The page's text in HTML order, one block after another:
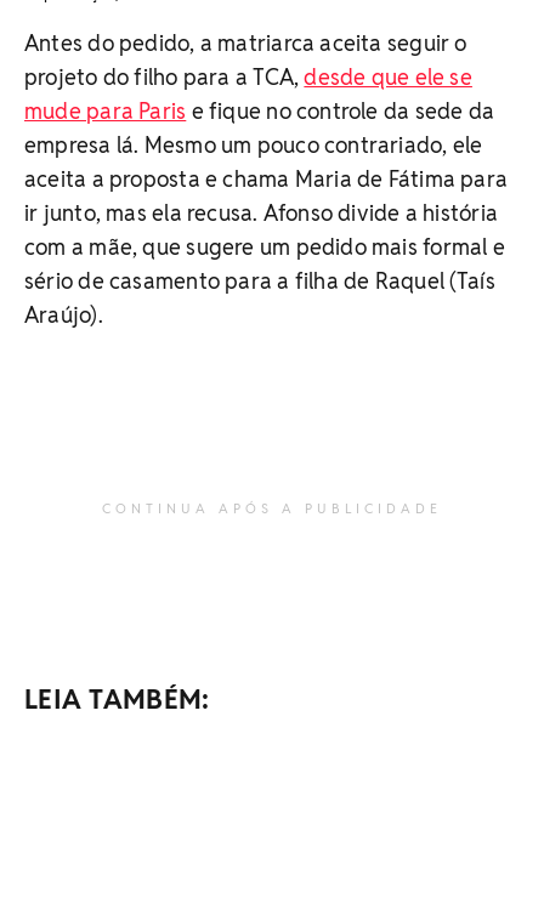
Antes do pedido, a matriarca aceita seguir o
projeto do filho para a TCA,desde que ele se
mude para Paris e fique no controle da sede da
empresa lá. Mesmo um pouco contrariado, ele
aceita a proposta e chama Maria de Fátima para
ir junto, mas ela recusa. Afonso divide a história
com a mãe, que sugere um pedido mais formal e
sério de casamento para a filha de Raquel (Taís
Araújo).
CONTINUA APÓS A PUBLICIDADE
LEIA TAMBÉM: